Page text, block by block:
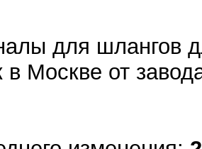
для шлангов
Москве от